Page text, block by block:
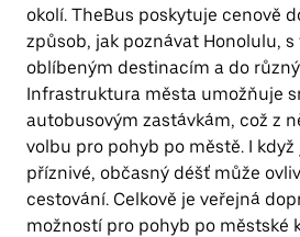
okolí. TheBus poskytuje cenově
způsob, jak poznávat Honolulu,
oblíbeným destinacím a do
Infrastruktura města umožňuje
autobusovým zastávkám, což z
volbu pro pohyb po městě. I
příznivé, občasný déšť může
cestování. Celkově je veřejná
možností pro pohyb po městské